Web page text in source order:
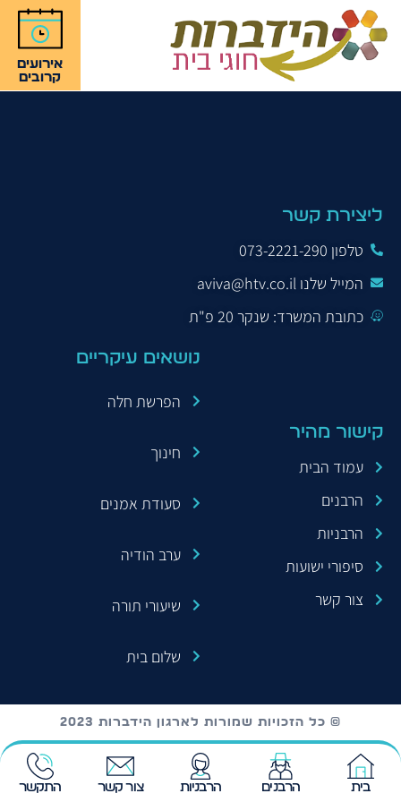
אירועים
קרובים
ליצירת קשר
טלפון 073-2221-290
המייל שלנו aviva@htv.co.il
כתובת המשרד: שנקר 20 פ"ת
קישור מהיר
עמוד הבית
הרבנים
הרבניות
סיפורי ישועות
צור קשר
נושאים עיקריים
הפרשת חלה
חינוך
סעודת אמנים
ערב הודיה
שיעורי תורה
שלום בית
© כל הזכויות שמורות לארגון הידברות 2023
בית הרבנים הרבניות צור קשר התקשר